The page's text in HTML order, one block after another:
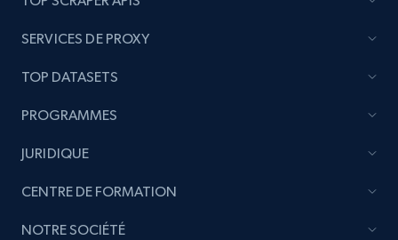
SERVICES DE PROXY
TOP DATASETS
PROGRAMMES
JURIDIQUE
CENTRE DE FORMATION
NOTRE SOCIÉTÉ